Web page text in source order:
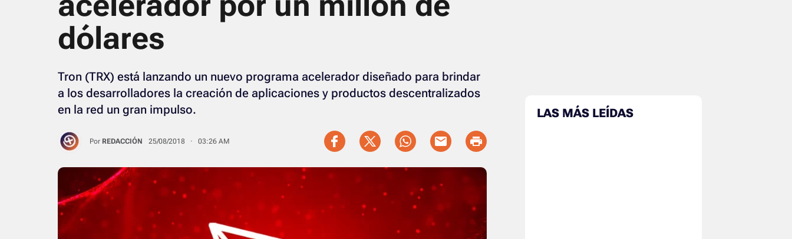
dólares
Tron (TRX) está lanzando un nuevo programa acelerador diseñado para brindar
a los desarrolladores la creación de aplicaciones y productos descentralizados
en la red un gran impulso.
Por REDACCIÓN 25/08/2018 · 03:26 AM
LAS MÁS LEÍDAS